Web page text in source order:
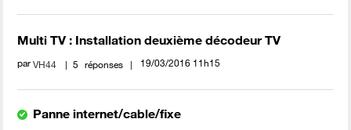
Multi TV : Installation deuxième décodeur TV
parVH44 5 réponses ‎19/03/2016 11h15
Panne internet/cable/fixe